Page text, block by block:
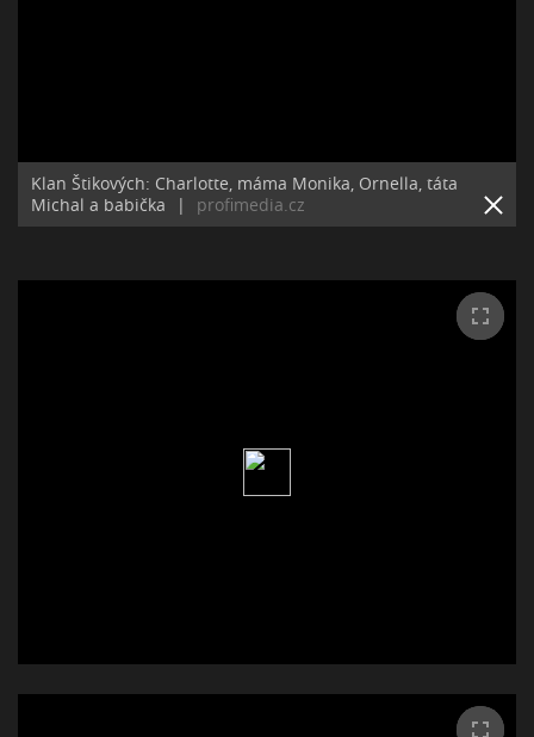
Klan Štikových: Charlotte, máma Monika, Ornella, táta
Michal a babička
| profimedia.cz